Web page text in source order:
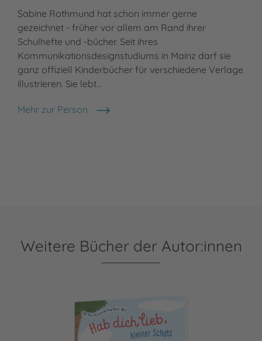
Sabine Rothmund hat schon immer gerne
gezeichnet - früher vor allem am Rand ihrer
Schulhefte und -bücher. Seit ihres
Kommunikationsdesignstudiums in Mainz darf sie
ganz offiziell Kinderbücher für verschiedene Verlage
illustrieren. Sie lebt…
Mehr zur Person
Sabine Rothmund
Weitere Bücher der Autor:innen